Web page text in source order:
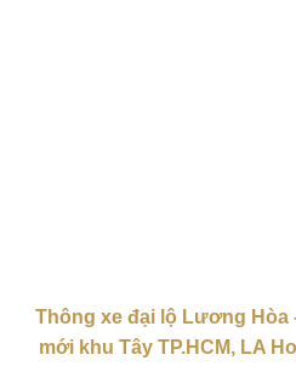
Thông xe đại lộ Lương
mới khu Tây TP.HCM, LA